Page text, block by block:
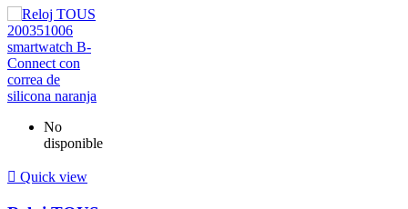
No
disponible
 Quick view